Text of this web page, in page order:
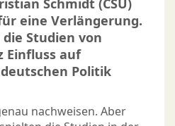
Schmidt (CSU)
eine Verlängerung.
Studien von
Einfluss auf
Politik
nachweisen. Aber